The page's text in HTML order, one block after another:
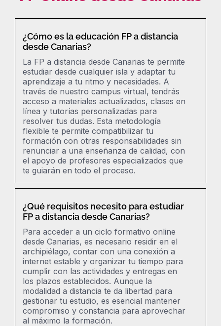
¿Cómo es la educación FP a distancia
desde Canarias?
La FP a distancia desde Canarias te permite
estudiar desde cualquier isla y adaptar tu
aprendizaje a tu ritmo y necesidades. A
través de nuestro campus virtual, tendrás
acceso a materiales actualizados, clases en
línea y tutorías personalizadas para
resolver tus dudas. Esta metodología
flexible te permite compatibilizar tu
formación con otras responsabilidades sin
renunciar a una enseñanza de calidad, con
el apoyo de profesores especializados que
te guiarán en todo el proceso.
¿Qué requisitos necesito para estudiar
FP a distancia desde Canarias?
Para acceder a un ciclo formativo online
desde Canarias, es necesario residir en el
archipiélago, contar con una conexión a
internet estable y organizar tu tiempo para
cumplir con las actividades y entregas en
los plazos establecidos. Aunque la
modalidad a distancia te da libertad para
gestionar tu estudio, es esencial mantener
compromiso y constancia para aprovechar
al máximo la formación.